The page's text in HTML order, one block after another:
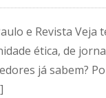
e Revista Veja
ética, de
já sabem?